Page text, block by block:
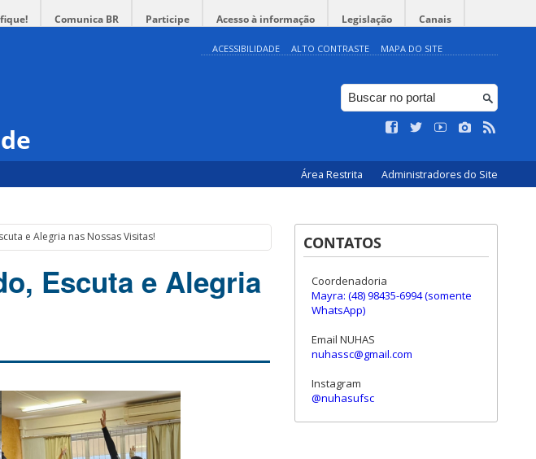
Comunica BR Participe Acesso à informação Legislação Canais
ACESSIBILIDADE ALTO CONTRASTE MAPA DO SITE
Área Restrita Administradores do Site
e Alegria nas Nossas Visitas!
Escuta e Alegria
CONTATOS
Coordenadoria
Mayra: (48) 98435-6994 (somente
WhatsApp)
Email NUHAS
nuhassc@gmail.com
Instagram
@nuhasufsc